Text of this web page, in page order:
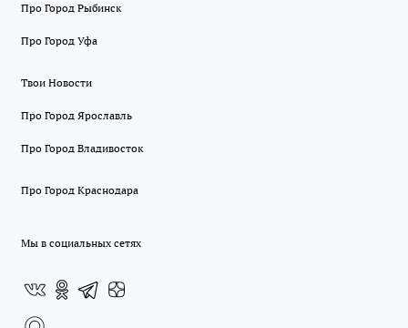
Про Город Рыбинск
Про Город Уфа
Твои Новости
Про Город Ярославль
Про Город Владивосток
Про Город Краснодара
Мы в социальных сетях